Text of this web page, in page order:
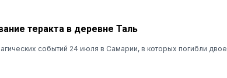
теракта в деревне Таль
событий 24 июля в Самарии, в которых погибли двое